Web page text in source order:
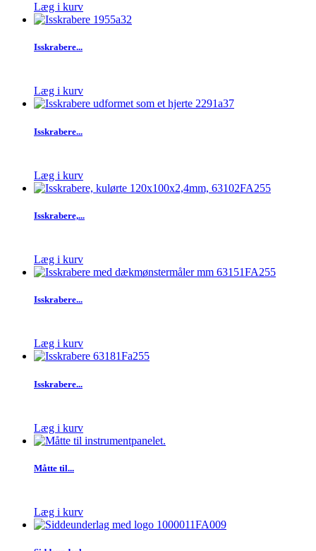
Læg i kurv
Isskrabere...
Læg i kurv
Isskrabere...
Læg i kurv
Isskrabere,...
Læg i kurv
Isskrabere...
Læg i kurv
Isskrabere...
Læg i kurv
Måtte til...
Læg i kurv